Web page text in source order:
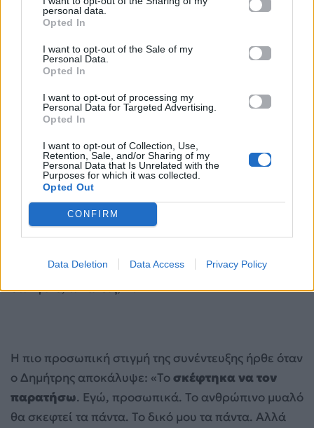
personal data.
Opted In
I want to opt-out of the Sale of my
Personal Data.
Opted In
I want to opt-out of processing my
Personal Data for Targeted Advertising.
Opted In
I want to opt-out of Collection, Use,
Retention, Sale, and/or Sharing of my
Personal Data that Is Unrelated with the
Purposes for which it was collected.
Opted Out
CONFIRM
Data Deletion Data Access Privacy Policy
Μίλησε και για τα επαγγελματικά λάθη του πατέρα
του, τα οποία όπως είπε, πάντα τα εντόπιζε: «Το ότι
μπορεί να έχει βάλει τις φωνές… να έχει
ήμουν ο μόνος που του μιλούσε γι’ αυτά. Του έλεγα
ότι «φίλε, τι κάνεις;»».
Η πιο προσωπική στιγμή της συνέντευξης ήρθε όταν
ο Δημήτρης αποκάλυψε: «Τοσκέφτηκα να τον
παρατήσω. Εγώ, προσωπικά. Το ανθρώπινο μυαλό
θα σκεφτεί τα πάντα. Το δικό μου τα πάντα. Αλλά